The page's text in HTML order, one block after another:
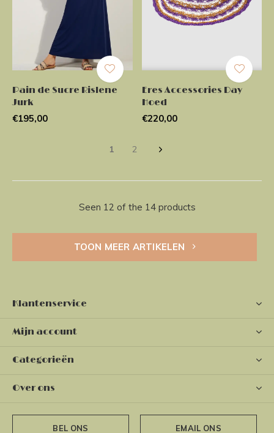
Pain de Sucre Rislene
Jurk
€195,00
Eres Accessories Day
Hoed
€220,00
1 2
Seen 12 of the 14 products
TOON MEER ARTIKELEN
Klantenservice
Mijn account
Categorieën
Over ons
BEL ONS EMAIL ONS